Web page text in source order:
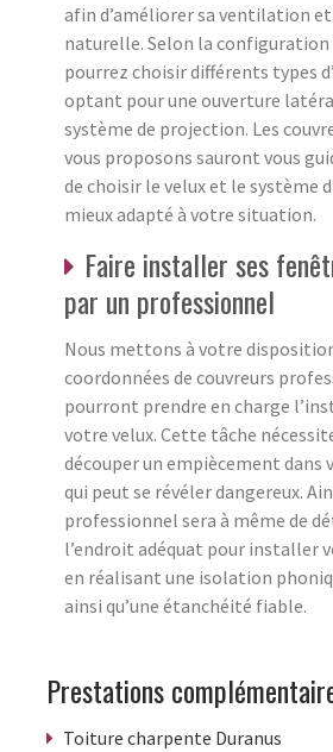
afin d’améliorer sa ventilation
naturelle. Selon la configuration
pourrez choisir différents types
optant pour une ouverture
système de projection. Les
vous proposons sauront vous
de choisir le velux et le système
mieux adapté à votre situation.
Faire installer ses
par un professionnel
Nous mettons à votre
coordonnées de couvreurs
pourront prendre en charge
votre velux. Cette tâche
découper un empiècement dans
qui peut se révéler dangereux.
professionnel sera à même de
l’endroit adéquat pour installer
en réalisant une isolation
ainsi qu’une étanchéité fiable.
Prestations
Toiture charpente Duranus